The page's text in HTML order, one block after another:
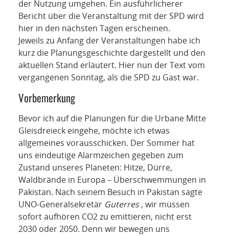
der Nutzung umgehen. Ein ausführlicherer
Bericht über die Veranstaltung mit der SPD wird
hier in den nächsten Tagen erscheinen.
Jeweils zu Anfang der Veranstaltungen habe ich
kurz die Planungsgeschichte dargestellt und den
aktuellen Stand erläutert. Hier nun der Text vom
vergangenen Sonntag, als die SPD zu Gast war.
Vorbemerkung
Bevor ich auf die Planungen für die Urbane Mitte
Gleisdreieck eingehe, möchte ich etwas
allgemeines vorausschicken. Der Sommer hat
uns eindeutige Alarmzeichen gegeben zum
Zustand unseres Planeten: Hitze, Dürre,
Waldbrände in Europa – Überschwemmungen in
Pakistan. Nach seinem Besuch in Pakistan sagte
UNO-Generalsekretär Guterres, wir müssen
sofort aufhören CO2 zu emittieren, nicht erst
2030 oder 2050. Denn wir bewegen uns